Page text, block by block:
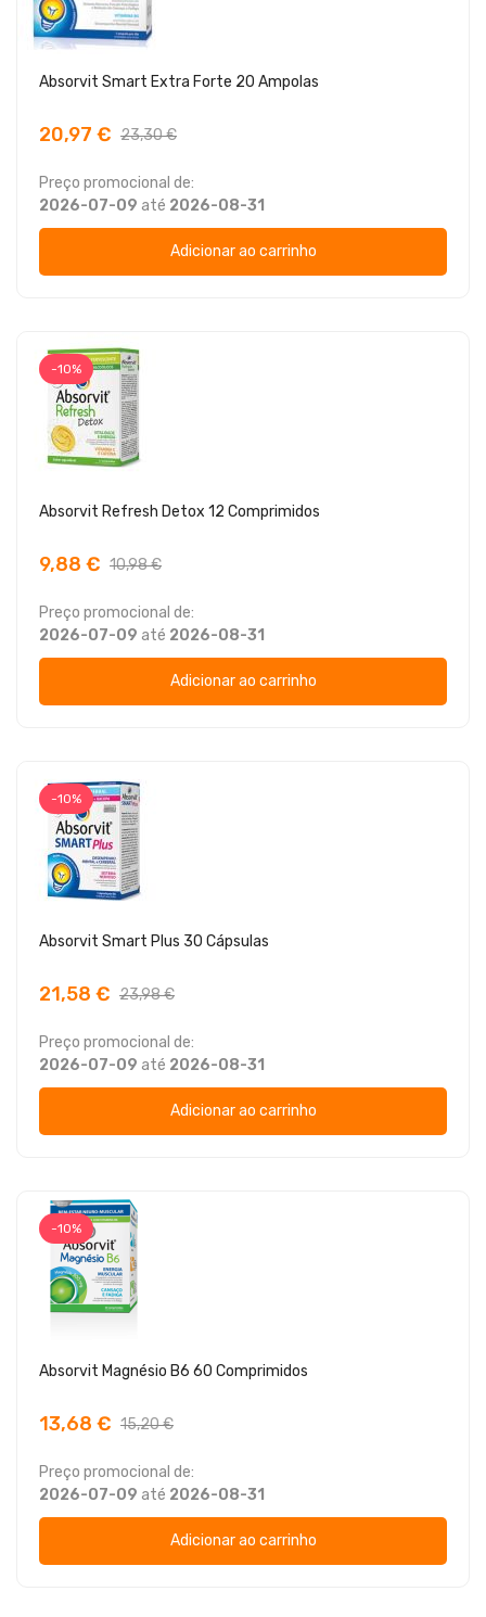
Absorvit Smart Extra Forte 20 Ampolas
20,97 € 23,30 €
Preço promocional de:
2026-07-09 até 2026-08-31
Adicionar ao carrinho
-10%
Absorvit Refresh Detox 12 Comprimidos
9,88 € 10,98 €
Preço promocional de:
2026-07-09 até 2026-08-31
Adicionar ao carrinho
-10%
Absorvit Smart Plus 30 Cápsulas
21,58 € 23,98 €
Preço promocional de:
2026-07-09 até 2026-08-31
Adicionar ao carrinho
-10%
Absorvit Magnésio B6 60 Comprimidos
13,68 € 15,20 €
Preço promocional de:
2026-07-09 até 2026-08-31
Adicionar ao carrinho